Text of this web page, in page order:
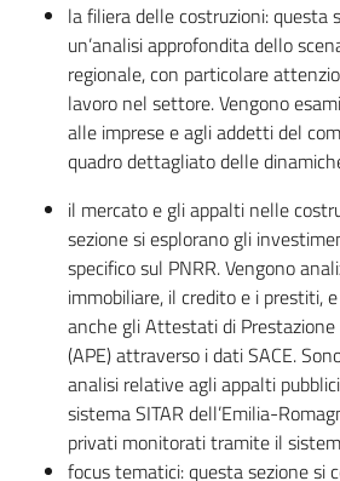
la filiera delle costruzioni: questa
un’analisi approfondita dello
regionale, con particolare
lavoro nel settore. Vengono
alle imprese e agli addetti del
quadro dettagliato delle
il mercato e gli appalti nelle
sezione si esplorano gli
specifico sul PNRR. Vengono
immobiliare, il credito e i prestiti,
anche gli Attestati di
(APE) attraverso i dati SACE.
analisi relative agli appalti
sistema SITAR dell’Emilia-
privati monitorati tramite il
focus tematici: questa sezione si